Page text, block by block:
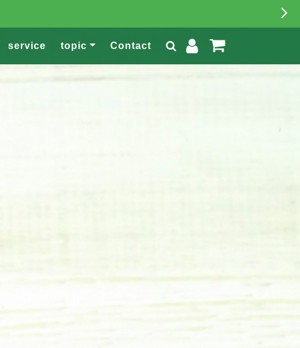
service topic Contact